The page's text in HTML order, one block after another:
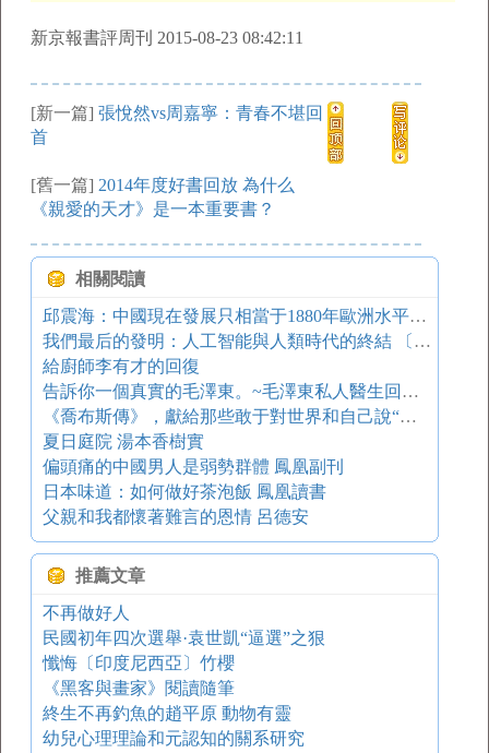
新京報書評周刊 2015-08-23 08:42:11
[新一篇] 張悅然vs周嘉寧：青春不堪回
首
[舊一篇] 2014年度好書回放 為什么
《親愛的天才》是一本重要書？
相關閱讀
邱震海：中國現在發展只相當于1880年歐洲水平│開卷八分鐘
我們最后的發明：人工智能與人類時代的終結 〔美〕James Barrat（詹姆斯·巴拉特）
給廚師李有才的回復
告訴你一個真實的毛澤東。~毛澤東私人醫生回憶錄（哥倫比亞大學教授評）
《喬布斯傳》，獻給那些敢于對世界和自己說“這就是一坨屎”的人
夏日庭院 湯本香樹實
偏頭痛的中國男人是弱勢群體 鳳凰副刊
日本味道：如何做好茶泡飯 鳳凰讀書
父親和我都懷著難言的恩情 呂德安
推薦文章
不再做好人
民國初年四次選舉·袁世凱“逼選”之狠
懺悔〔印度尼西亞〕竹櫻
《黑客與畫家》閱讀隨筆
終生不再釣魚的趙平原 動物有靈
幼兒心理理論和元認知的關系研究